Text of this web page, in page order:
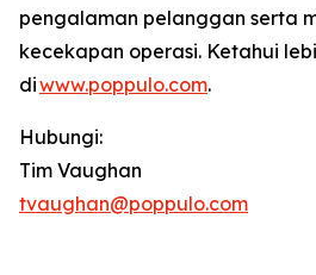
pengalaman pelanggan serta
kecekapan operasi. Ketahui
diwww.poppulo.com.
Hubungi:
Tim Vaughan
tvaughan@poppulo.com